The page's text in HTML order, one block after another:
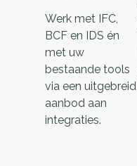
Werk met IFC,
BCF en IDS én
met uw
bestaande tools
via een uitgebreid
aanbod aan
integraties.